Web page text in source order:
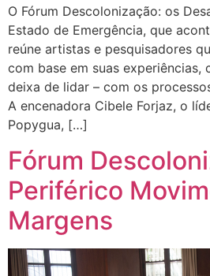
O Fórum Descolonização: os
Estado de Emergência, que
reúne artistas e pesquisadores
com base em suas experiências,
deixa de lidar – com os
A encenadora Cibele Forjaz, o
Popygua, […]
Fórum
Periférico
Margens